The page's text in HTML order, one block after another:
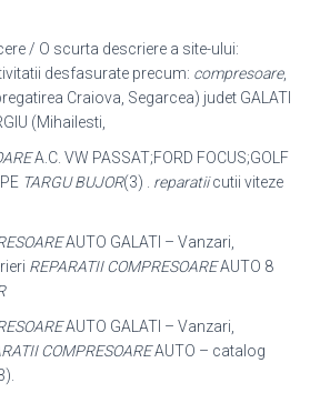
/ O scurta descriere a site-ului:
desfasurate precum: compresoare,
Craiova, Segarcea) judet GALATI
(Mihailesti,
A.C. VW PASSAT;FORD FOCUS;GOLF
TARGU BUJOR(3) . reparatiicutii viteze
AUTO GALATI – Vanzari,
REPARATII COMPRESOAREAUTO 8
AUTO GALATI – Vanzari,
COMPRESOAREAUTO – catalog